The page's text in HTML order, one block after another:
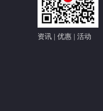
资讯 | 优惠 | 活动